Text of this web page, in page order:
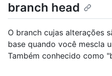
branch head
O branch cujas alterações
base quando você mescla
Também conhecido como